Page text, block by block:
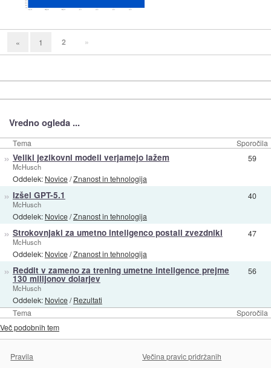
« 1 2 »
Vredno ogleda ...
Tema Sporočila
Tema Sporočila
» Veliki jezikovni modeli verjamejo lažem
McHusch
Oddelek: Novice/Znanost in tehnologija
59
» Izšel GPT-5.1
McHusch
Oddelek: Novice/Znanost in tehnologija
40
» Strokovnjaki za umetno inteligenco postali zvezdniki
McHusch
Oddelek: Novice/Znanost in tehnologija
47
» Reddit v zameno za trening umetne inteligence prejme
130 milijonov dolarjev
McHusch
Oddelek: Novice/Rezultati
56
Več podobnih tem
Pravila Večina pravic pridržanih